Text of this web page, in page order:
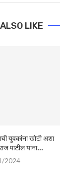
LIKE
युवकांना खोटी अशा
पाटील यांना...
2024